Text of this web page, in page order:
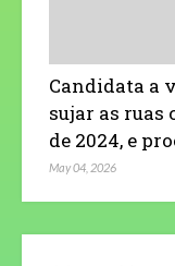
Candidata a
sujar as ruas
de 2024, e
May 04, 2026